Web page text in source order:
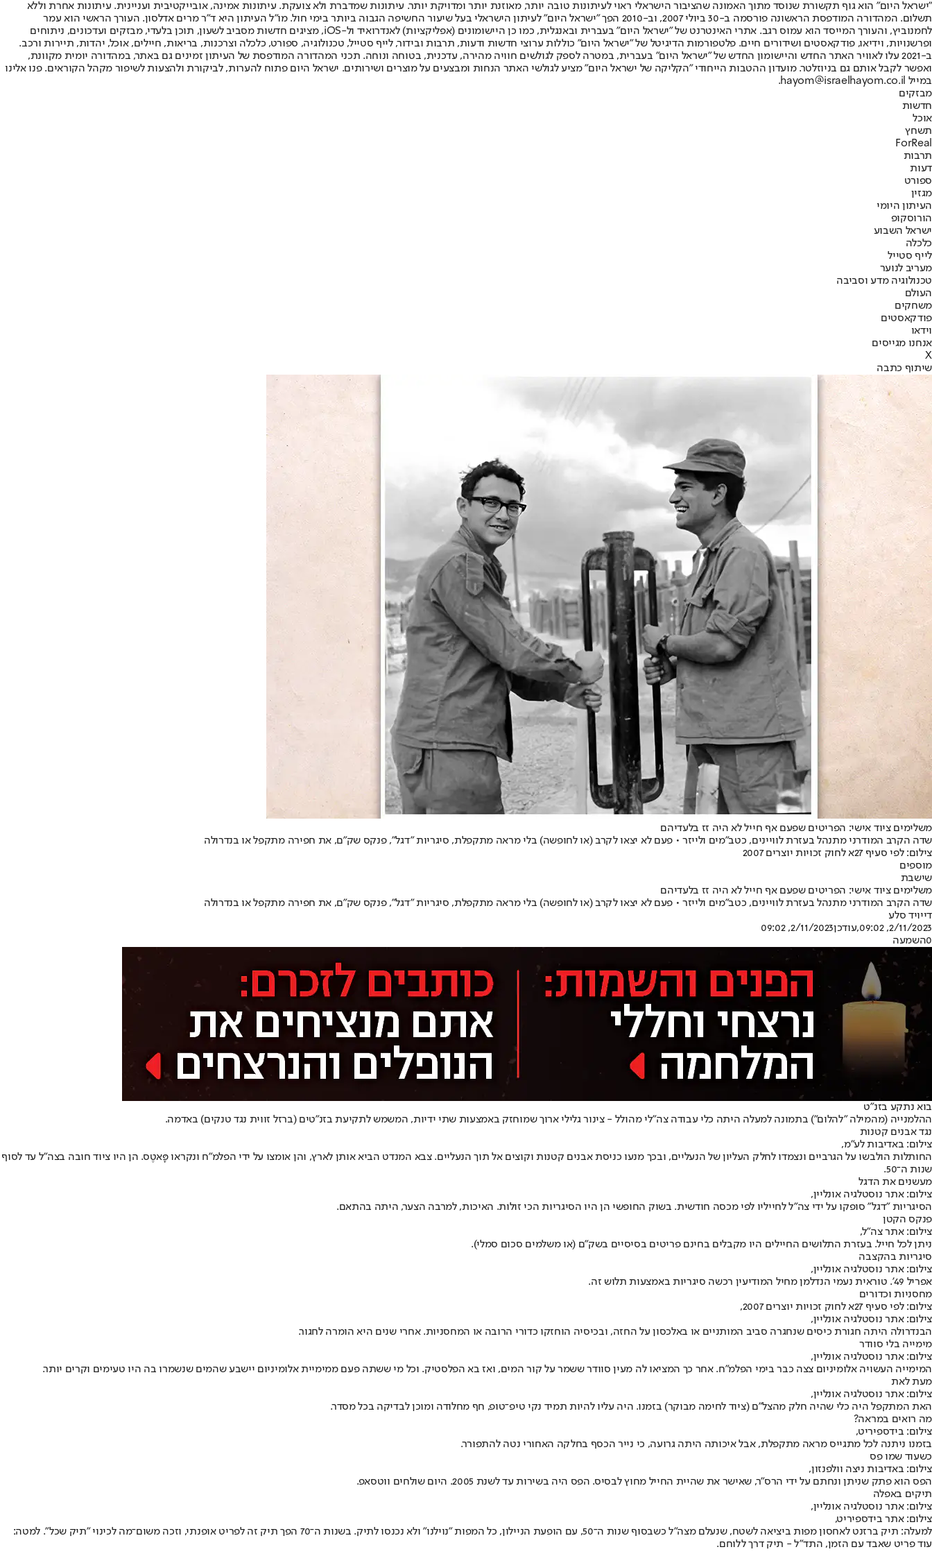
"ישראל היום" הוא גוף תקשורת שנוסד מתוך האמונה שהציבור הישראלי ראוי לעיתונות טובה יותר, מאוזנת יותר ומדויקת יותר. עיתונות שמדברת ולא צועקת. עיתונות אמינה, אובייקטיבית ועניינית. עיתונות אחרת וללא
תשלום. המהדורה המודפסת הראשונה פורסמה ב-30 ביולי 2007, וב-2010 הפך "ישראל היום" לעיתון הישראלי בעל שיעור החשיפה הגבוה ביותר בימי חול. מו"ל העיתון היא ד"ר מרים אדלסון. העורך הראשי הוא עמר
לחמנוביץ, והעורך המייסד הוא עמוס רגב. אתרי האינטרנט של "ישראל היום" בעברית ובאנגלית, כמו כן היישומונים (אפליקציות) לאנדרואיד ול-iOS, מציגים חדשות מסביב לשעון, תוכן בלעדי, מבזקים ועדכונים, ניתוחים
ופרשנויות, וידיאו, פודקאסטים ושידורים חיים. פלטפורמות הדיגיטל של "ישראל היום" כוללות ערוצי חדשות ודעות, תרבות ובידור, לייף סטייל, טכנולוגיה, ספורט, כלכלה וצרכנות, בריאות, חיילים, אוכל, יהדות, תיירות ורכב.
ב-2021 עלו לאוויר האתר החדש והיישומון החדש של "ישראל היום" בעברית, במטרה לספק לגולשים חוויה מהירה, עדכנית, בטוחה ונוחה. תכני המהדורה המודפסת של העיתון זמינים גם באתר, במהדורה יומית מקוונת,
ואפשר לקבל אותם גם בניוזלטר. מועדון ההטבות הייחודי "הקליקה של ישראל היום" מציע לגולשי האתר הנחות ומבצעים על מוצרים ושירותים. ישראל היום פתוח להערות, לביקורת ולהצעות לשיפור מקהל הקוראים. פנו אלינו
במייל hayom@israelhayom.co.il.
מבזקים
חדשות
אוכל
תשחץ
ForReal
תרבות
דעות
ספורט
מגזין
העיתון היומי
הורוסקופ
ישראל השבוע
כלכלה
לייף סטייל
מעריב לנוער
טכנולוגיה מדע וסביבה
העולם
משחקים
פודקאסטים
וידאו
אנחנו מגייסים
X
שיתוף כתבה
משלימים ציוד אישי: הפריטים שפעם אף חייל לא היה זז בלעדיהם
שדה הקרב המודרני מתנהל בעזרת לוויינים, כטב"מים ולייזר • פעם לא יצאו לקרב (או לחופשה) בלי מראה מתקפלת, סיגריות "דגל", פנקס שק"ם, את חפירה מתקפל או בנדרולה
צילום: לפי סעיף 27א לחוק זכויות יוצרים 2007
מוספים
שישבת
משלימים ציוד אישי: הפריטים שפעם אף חייל לא היה זז בלעדיהם
שדה הקרב המודרני מתנהל בעזרת לוויינים, כטב"מים ולייזר • פעם לא יצאו לקרב (או לחופשה) בלי מראה מתקפלת, סיגריות "דגל", פנקס שק"ם, את חפירה מתקפל או בנדרולה
דייויד סלע
2/11/2023, 09:02
,עודכן2/11/2023, 09:02
0השמעה
בוא נתקע בזנ"ט
ההלמנייה (מהמילה "להלום") בתמונה למעלה היתה כלי עבודה צה"לי מהולל - צינור גלילי ארוך שמוחזק באמצעות שתי ידיות, המשמש לתקיעת בזנ"טים (ברזל זווית נגד טנקים) באדמה.
נגד אבנים קטנות
צילום: באדיבות לע"מ,
החותלות הולבשו על הגרביים ונצמדו לחלק העליון של הנעליים, ובכך מנעו כניסת אבנים קטנות וקוצים אל תוך הנעליים. צבא המנדט הביא אותן לארץ, והן אומצו על ידי הפלמ"ח ונקראו פָּאטֶס. הן היו ציוד חובה בצה"ל עד לסוף
שנות ה־50.
מעשנים את הדגל
צילום: אתר נוסטלגיה אונליין,
הסיגריות "דגל" סופקו על ידי צה"ל לחייליו לפי מכסה חודשית. בשוק החופשי הן היו הסיגריות הכי זולות. האיכות, למרבה הצער, היתה בהתאם.
פנקס הקטן
צילום: אתר צה"ל,
ניתן לכל חייל. בעזרת התלושים החיילים היו מקבלים בחינם פריטים בסיסיים בשק"ם (או משלמים סכום סמלי).
סיגריות בהקצבה
צילום: אתר נוסטלגיה אונליין,
אפריל 49'. טוראית נעמי הנדלמן מחיל המודיעין רכשה סיגריות באמצעות תלוש זה.
מחסניות וכדורים
צילום: לפי סעיף 27א לחוק זכויות יוצרים 2007,
צילום: אתר נוסטלגיה אונליין,
הבנדרולה היתה חגורת כיסים שנחגרה סביב המותניים או באלכסון על החזה, ובכיסיה הוחזקו כדורי הרובה או המחסניות. אחרי שנים היא הומרה לחגור.
מימייה בלי סוודר
צילום: אתר נוסטלגיה אונליין,
המימייה העשויה אלומיניום צצה כבר בימי הפלמ"ח. אחר כך המציאו לה מעין סוודר ששמר על קור המים, ואז בא הפלסטיק. וכל מי ששתה פעם ממימיית אלומיניום יישבע שהמים שנשמרו בה היו טעימים וקרים יותר.
מעת לאת
צילום: אתר נוסטלגיה אונליין,
האת המתקפל היה כלי שהיה חלק מהצל"ם (ציוד לחימה מבוקר) בזמנו. היה עליו להיות תמיד נקי טיפ־טופ, חף מחלודה ומוכן לבדיקה בכל מסדר.
מה רואים במראה?
צילום: בידספיריט,
בזמנו ניתנה לכל מתגייס מראה מתקפלת, אבל איכותה היתה גרועה, כי נייר הכסף בחלקה האחורי נטה להתפורר.
כשעוד שמו פס
צילום: באדיבות ניצה וולפנזון,
הפס הוא פתק שניתן ונחתם על ידי הרס"ר, שאישר את שהיית החייל מחוץ לבסיס. הפס היה בשירות עד לשנת 2005. היום שולחים ווטסאפ.
תיקים באפלה
צילום: אתר נוסטלגיה אונליין,
צילום: אתר בידספיריט,
למעלה: תיק ברזנט לאחסון מפות ביציאה לשטח, שנעלם מצה"ל כשבסוף שנות ה־50, עם הופעת הניילון, כל המפות "נוילנו" ולא נכנסו לתיק. בשנות ה־70 הפך תיק זה לפריט אופנתי, וזכה משום־מה לכינוי "תיק שכל". למטה:
עוד פריט שאבד עם הזמן, התד"ל - תיק דרך ללוחם.